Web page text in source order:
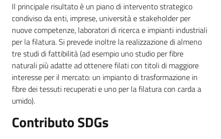
Il principale risultato è un piano di intervento strategico
condiviso da enti, imprese, università e stakeholder per
nuove competenze, laboratori di ricerca e impianti industriali
per la filatura. Si prevede inoltre la realizzazione di almeno
tre studi di fattibilità (ad esempio uno studio per fibre
naturali più adatte ad ottenere filati con titoli di maggiore
interesse per il mercato: un impianto di trasformazione in
fibre dei tessuti recuperati e uno per la filatura con carda a
umido).
Contributo SDGs